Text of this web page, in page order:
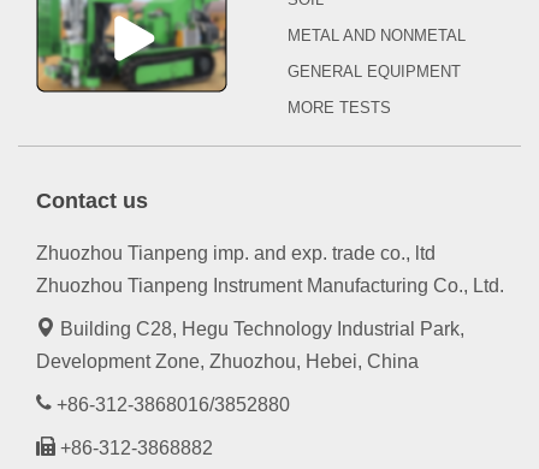
METAL AND NONMETAL
GENERAL EQUIPMENT
MORE TESTS
Contact us
Zhuozhou Tianpeng imp. and exp. trade co., ltd
Zhuozhou Tianpeng Instrument Manufacturing Co., Ltd.
Building C28, Hegu Technology Industrial Park,
Development Zone, Zhuozhou, Hebei, China
+86-312-3868016/3852880
+86-312-3868882